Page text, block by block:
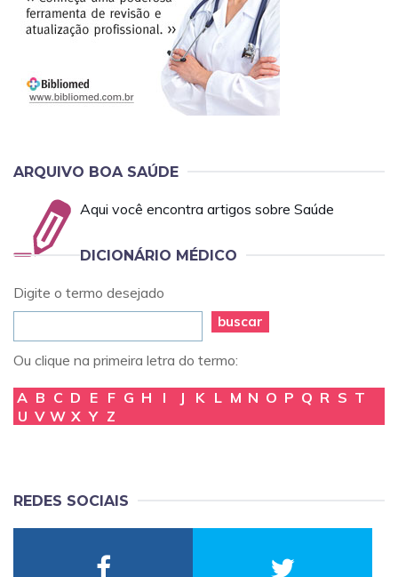
ARQUIVO BOA SAÚDE
Aqui você encontra artigos sobre Saúde
DICIONÁRIO MÉDICO
Digite o termo desejado
buscar
Ou clique na primeira letra do termo:
A B C D E F G H I J K L M N O P Q R S T
U V W X Y Z
REDES SOCIAIS